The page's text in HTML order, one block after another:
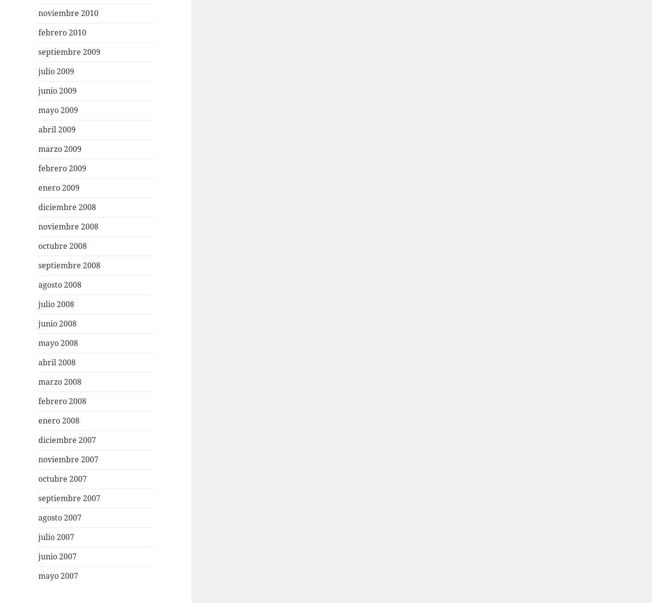
noviembre 2010
febrero 2010
septiembre 2009
julio 2009
junio 2009
mayo 2009
abril 2009
marzo 2009
febrero 2009
enero 2009
diciembre 2008
noviembre 2008
octubre 2008
septiembre 2008
agosto 2008
julio 2008
junio 2008
mayo 2008
abril 2008
marzo 2008
febrero 2008
enero 2008
diciembre 2007
noviembre 2007
octubre 2007
septiembre 2007
agosto 2007
julio 2007
junio 2007
mayo 2007